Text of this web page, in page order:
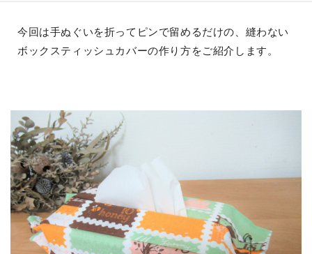
今回は手ぬぐいを折ってピンで留めるだけの、縫わない
ボックスティッシュカバーの作り方をご紹介します。